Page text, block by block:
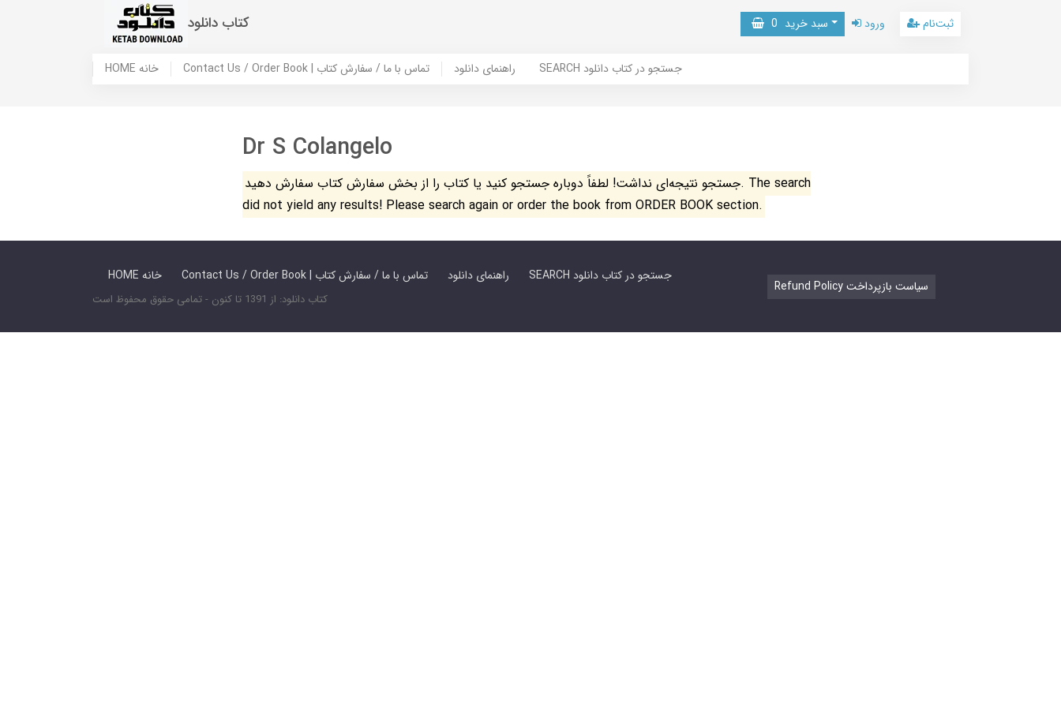
کتاب دانلود سبد خرید 0 ورود ثبت‌نام
HOME خانه Contact Us / Order Book | تماس با ما / سفارش کتاب راهنمای دانلود SEARCH جستجو در کتاب دانلود
Dr S Colangelo
جستجو نتیجه‌ای نداشت! لطفاً دوباره جستجو کنید یا کتاب را از بخش سفارش کتاب سفارش دهید. The search
did not yield any results! Please search again or order the book from ORDER BOOK section.
HOME خانه Contact Us / Order Book | تماس با ما / سفارش کتاب راهنمای دانلود SEARCH جستجو در کتاب دانلود
کتاب دانلود: از 1391 تا کنون - تمامی حقوق محفوظ است
Refund Policy سیاست بازپرداخت